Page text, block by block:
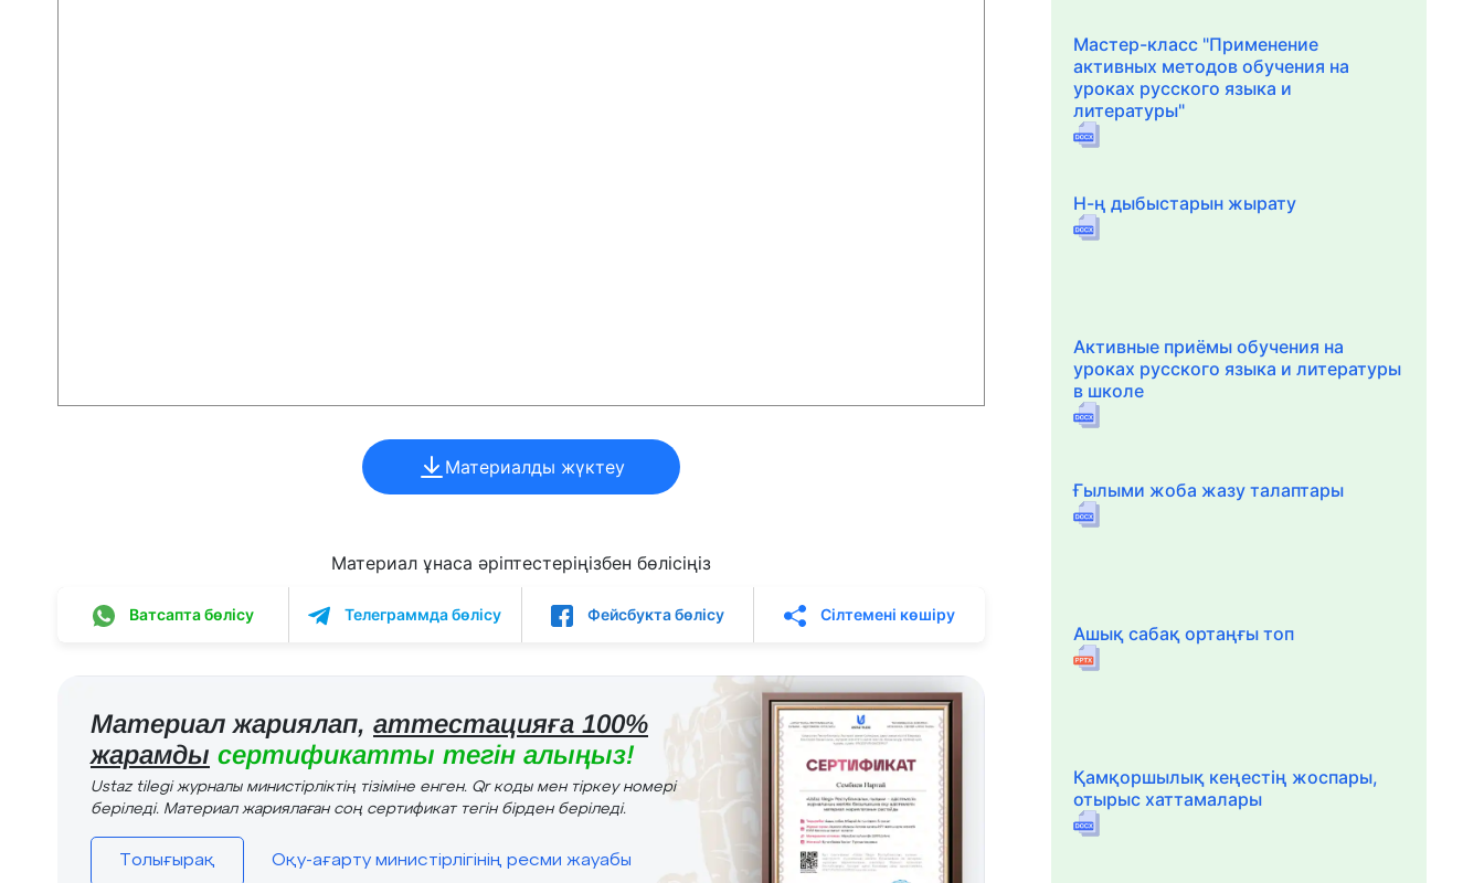
Материалды жүктеу
Материал ұнаса әріптестеріңізбен бөлісіңіз
Ватсапта бөлісу Телеграммда бөлісу Фейсбукта бөлісу Сілтемені көшіру
Материал жариялап, аттестацияға 100%
жарамды сертификатты тегін алыңыз!
Ustaz tilegi журналы министірліктің тізіміне енген. Qr коды мен тіркеу номері
беріледі. Материал жариялаған соң сертификат тегін бірден беріледі.
Толығырақ Оқу-ағарту министірлігінің ресми жауабы
Мастер-класс "Применение
активных методов обучения на
уроках русского языка и
литературы"
Н-ң дыбыстарын жырату
Активные приёмы обучения на
уроках русского языка и литературы
в школе
Ғылыми жоба жазу талаптары
Ашық сабақ ортаңғы топ
Қамқоршылық кеңестің жоспары,
отырыс хаттамалары